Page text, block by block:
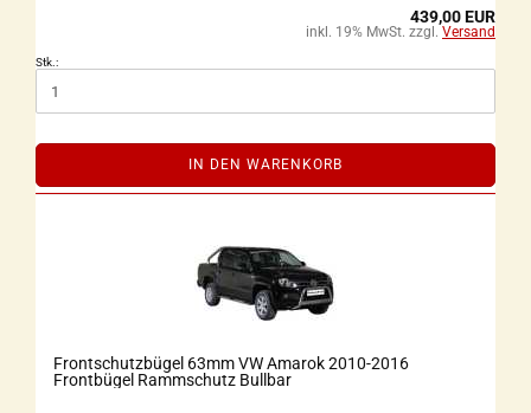
439,00 EUR
inkl. 19% MwSt. zzgl. Versand
Stk.:
IN DEN WARENKORB
Frontschutzbügel 63mm VW Amarok 2010-2016
Frontbügel Rammschutz Bullbar